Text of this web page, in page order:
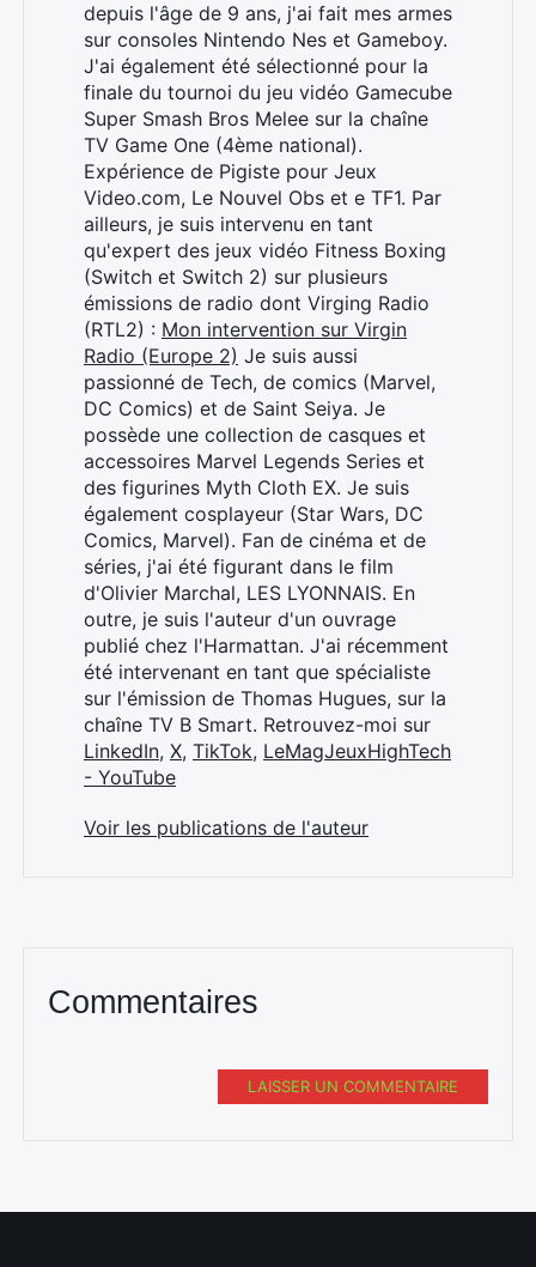
depuis l'âge de 9 ans, j'ai fait mes armes
sur consoles Nintendo Nes et Gameboy.
J'ai également été sélectionné pour la
finale du tournoi du jeu vidéo Gamecube
Super Smash Bros Melee sur la chaîne
TV Game One (4ème national).
Expérience de Pigiste pour Jeux
Video.com, Le Nouvel Obs et e TF1. Par
ailleurs, je suis intervenu en tant
qu'expert des jeux vidéo Fitness Boxing
(Switch et Switch 2) sur plusieurs
émissions de radio dont Virging Radio
(RTL2) : Mon intervention sur Virgin
Radio (Europe 2) Je suis aussi
passionné de Tech, de comics (Marvel,
DC Comics) et de Saint Seiya. Je
possède une collection de casques et
accessoires Marvel Legends Series et
des figurines Myth Cloth EX. Je suis
également cosplayeur (Star Wars, DC
Comics, Marvel). Fan de cinéma et de
séries, j'ai été figurant dans le film
d'Olivier Marchal, LES LYONNAIS. En
outre, je suis l'auteur d'un ouvrage
publié chez l'Harmattan. J'ai récemment
été intervenant en tant que spécialiste
sur l'émission de Thomas Hugues, sur la
chaîne TV B Smart. Retrouvez-moi sur
LinkedIn, X, TikTok, LeMagJeuxHighTech
- YouTube
Voir les publications de l'auteur
Commentaires
LAISSER UN COMMENTAIRE